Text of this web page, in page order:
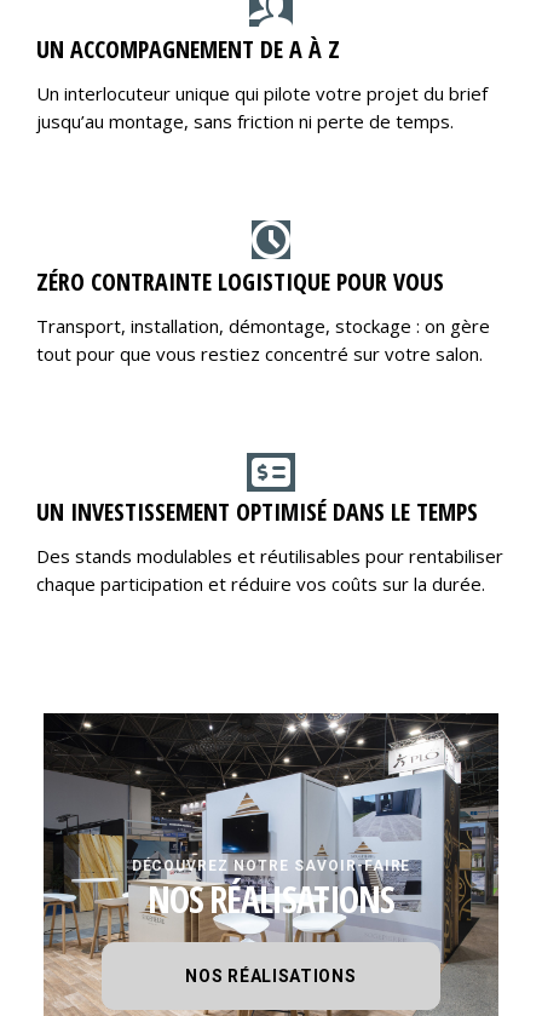
UN ACCOMPAGNEMENT DE A À Z
Un interlocuteur unique qui pilote votre projet du brief
jusqu’au montage, sans friction ni perte de temps.
ZÉRO CONTRAINTE LOGISTIQUE POUR VOUS
Transport, installation, démontage, stockage : on gère
tout pour que vous restiez concentré sur votre salon.
UN INVESTISSEMENT OPTIMISÉ DANS LE TEMPS
Des stands modulables et réutilisables pour rentabiliser
chaque participation et réduire vos coûts sur la durée.
DÉCOUVREZ NOTRE SAVOIR-FAIRE
NOS RÉALISATIONS
NOS RÉALISATIONS